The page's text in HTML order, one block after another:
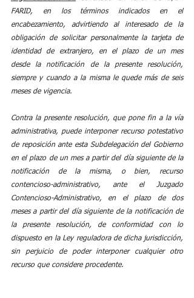
FARID, en los términos indicados en el
encabezamiento, advirtiendo al interesado de la
obligación de solicitar personalmente la tarjeta de
identidad de extranjero, en el plazo de un mes
desde la notificación de la presente resolución,
siempre y cuando a la misma le quede más de seis
meses de vigencia.
Contra la presente resolución, que pone fin a la vía
administrativa, puede interponer recurso potestativo
de reposición ante esta Subdelegación del Gobierno
en el plazo de un mes a partir del día siguiente de la
notificación de la misma, o bien, recurso
contencioso-administrativo, ante el Juzgado
Contencioso-Administrativo, en el plazo de dos
meses a partir del día siguiente de la notificación de
la presente resolución, de conformidad con lo
dispuesto en la Ley reguladora de dicha jurisdicción,
sin perjuicio de poder interponer cualquier otro
recurso que considere procedente.